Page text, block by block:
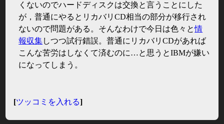
くないのでハードディスクは交換と言うことにした
が，普通にやるとリカバリCD相当の部分が移行され
ないので問題がある。そんなわけで今日は色々と情
報収集しつつ試行錯誤。普通にリカバリCDがあれば
こんな苦労はしなくて済むのに…と思うとIBMが嫌い
になってしまう。
[ツッコミを入れる]